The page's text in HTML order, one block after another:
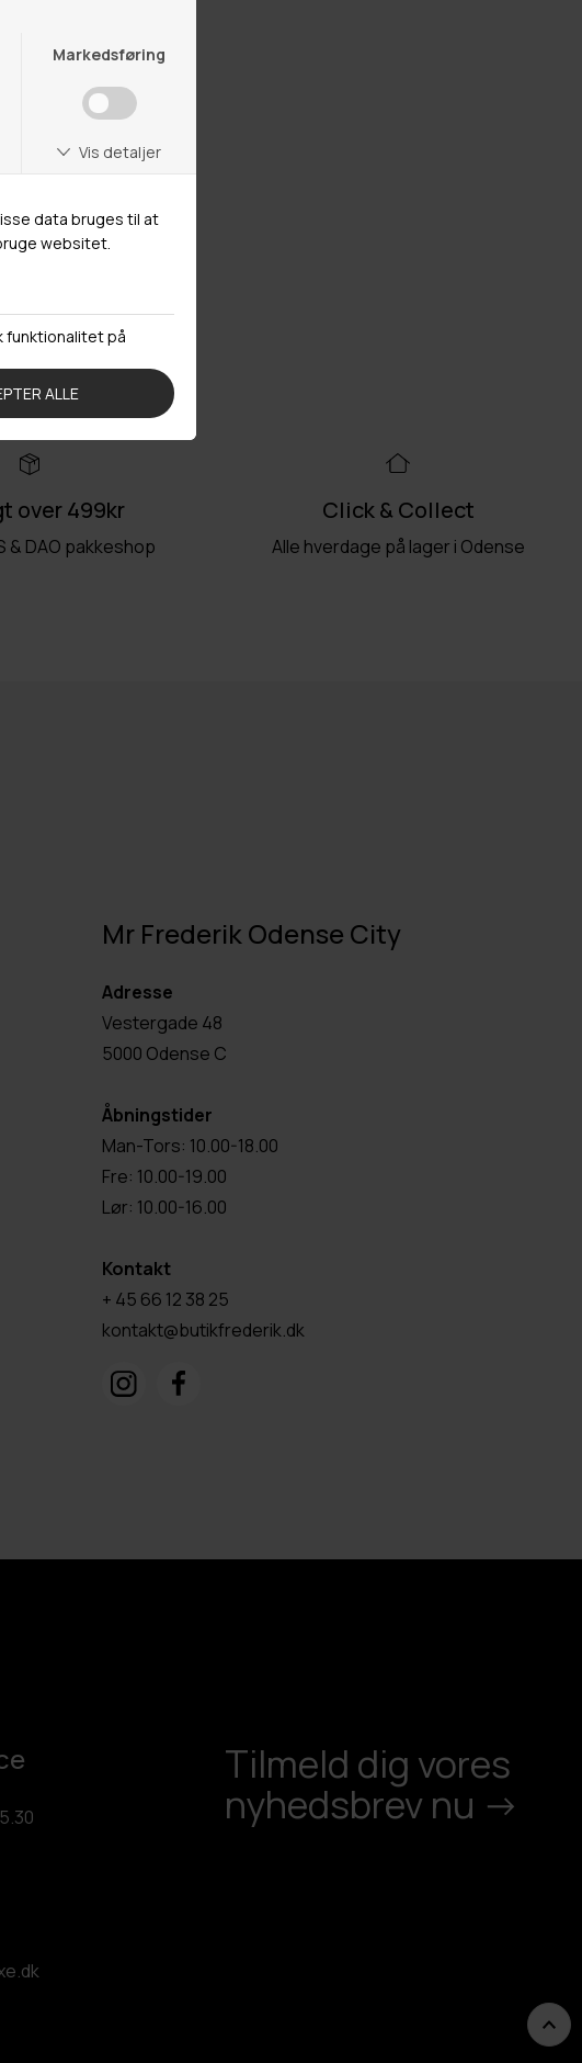
over 499kr
& DAO pakkeshop
Click & Collect
Alle hverdage på lager i Odense
Mr Frederik Odense City
Adresse
Vestergade 48
5000 Odense C
Åbningstider
Man-Tors: 10.00-18.00
Fre: 10.00-19.00
Lør: 10.00-16.00
Kontakt
+ 45 66 12 38 25
kontakt@butikfrederik.dk
Tilmeld dig vores
nyhedsbrev nu ->